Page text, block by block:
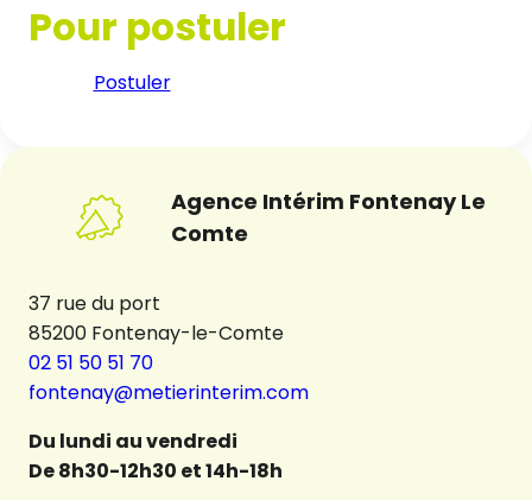
Pour postuler
Postuler
Agence Intérim Fontenay Le
Comte
37 rue du port
85200 Fontenay-le-Comte
02 51 50 51 70
fontenay@metierinterim.com
Du lundi au vendredi
De 8h30-12h30 et 14h-18h